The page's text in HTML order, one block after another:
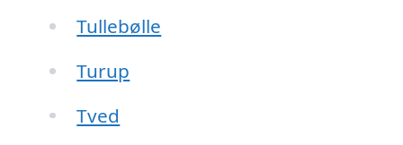
Tullebølle
Turup
Tved